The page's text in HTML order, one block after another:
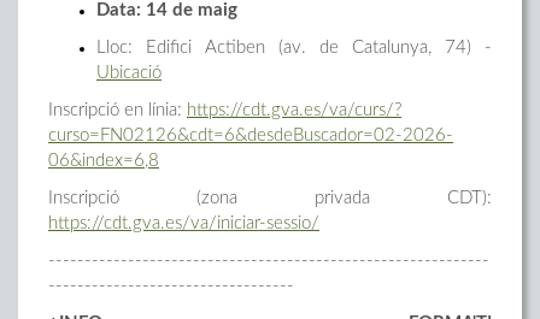
Data: 14 de maig
Lloc: Edifici Actiben (av. de Catalunya, 74) -
Ubicació
Inscripció en línia: https://cdt.gva.es/va/curs/?
curso=FN02126&cdt=6&desdeBuscador=02-2026-
06&index=6,8
Inscripció (zona privada CDT):
https://cdt.gva.es/va/iniciar-sessio/
-------------------------------------------------------------
----------------------------------